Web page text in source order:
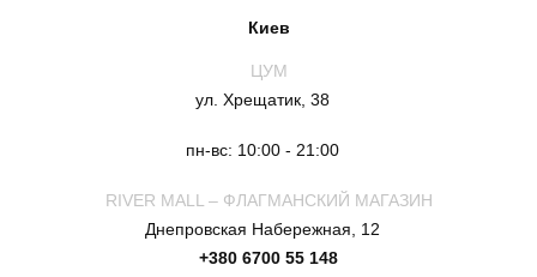
Киев
ЦУМ
ул. Хрещатик, 38
пн-вс: 10:00 - 21:00
RIVER MALL – ФЛАГМАНСКИЙ МАГАЗИН
Днепровская Набережная, 12
+380 6700 55 148